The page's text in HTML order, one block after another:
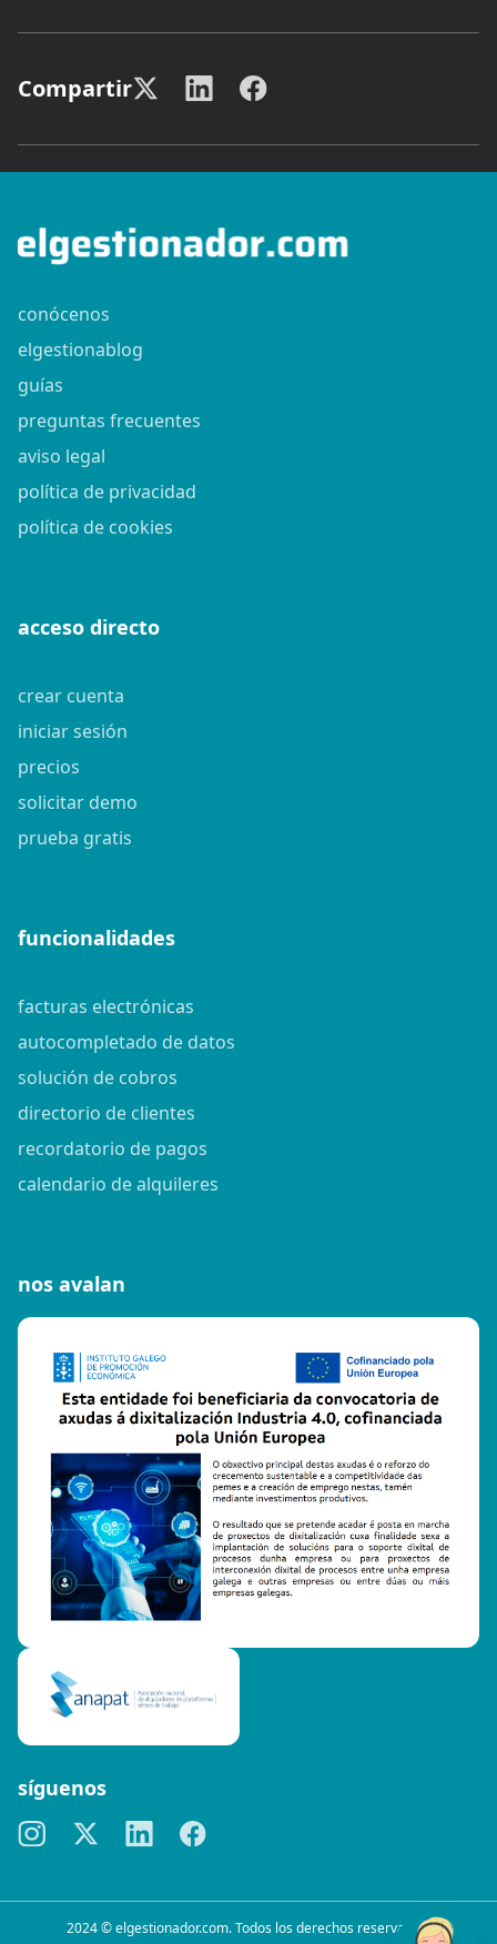
Compartir
conócenos
elgestionablog
guías
preguntas frecuentes
aviso legal
política de privacidad
política de cookies
acceso directo
crear cuenta
iniciar sesión
precios
solicitar demo
prueba gratis
funcionalidades
facturas electrónicas
autocompletado de datos
solución de cobros
directorio de clientes
recordatorio de pagos
calendario de alquileres
nos avalan
síguenos
2024 © elgestionador.com. Todos los derechos reservados.